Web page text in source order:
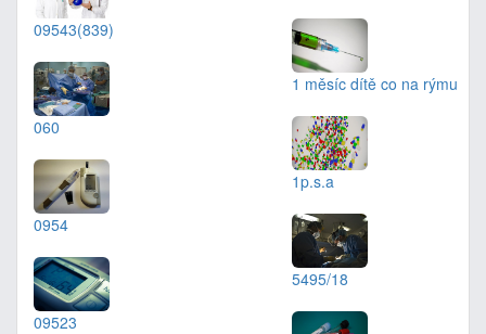
09543(839)
060
0954
09523
1 měsíc dítě co na rýmu
1p.s.a
5495/18